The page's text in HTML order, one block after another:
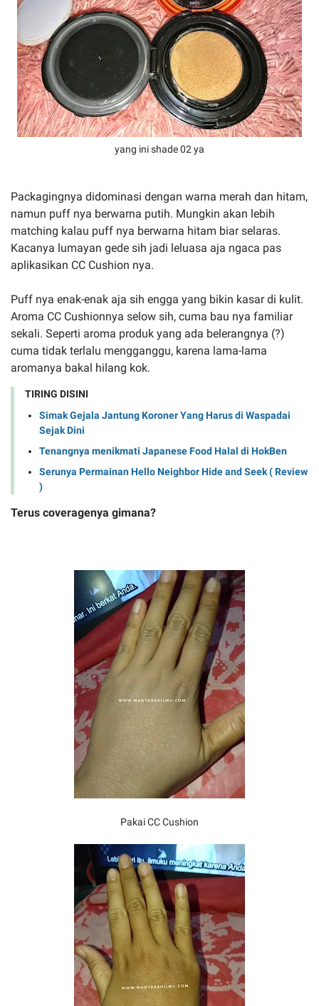
yang ini shade 02 ya
Packagingnya didominasi dengan warna merah dan hitam,
namun puff nya berwarna putih. Mungkin akan lebih
matching kalau puff nya berwarna hitam biar selaras.
Kacanya lumayan gede sih jadi leluasa aja ngaca pas
aplikasikan CC Cushion nya.
Puff nya enak-enak aja sih engga yang bikin kasar di kulit.
Aroma CC Cushionnya selow sih, cuma bau nya familiar
sekali. Seperti aroma produk yang ada belerangnya (?)
cuma tidak terlalu mengganggu, karena lama-lama
aromanya bakal hilang kok.
TIRING DISINI
Simak Gejala Jantung Koroner Yang Harus di Waspadai
Sejak Dini
Tenangnya menikmati Japanese Food Halal di HokBen
Serunya Permainan Hello Neighbor Hide and Seek ( Review
)
Terus coveragenya gimana?
Pakai CC Cushion